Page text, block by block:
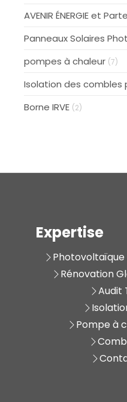
AVENIR ÉNERGIE et
Panneaux Solaires
pompes à chaleur (7)
Isolation des combles
Borne IRVE (2)
Expertise
Rénovation
Audit
Pompe à